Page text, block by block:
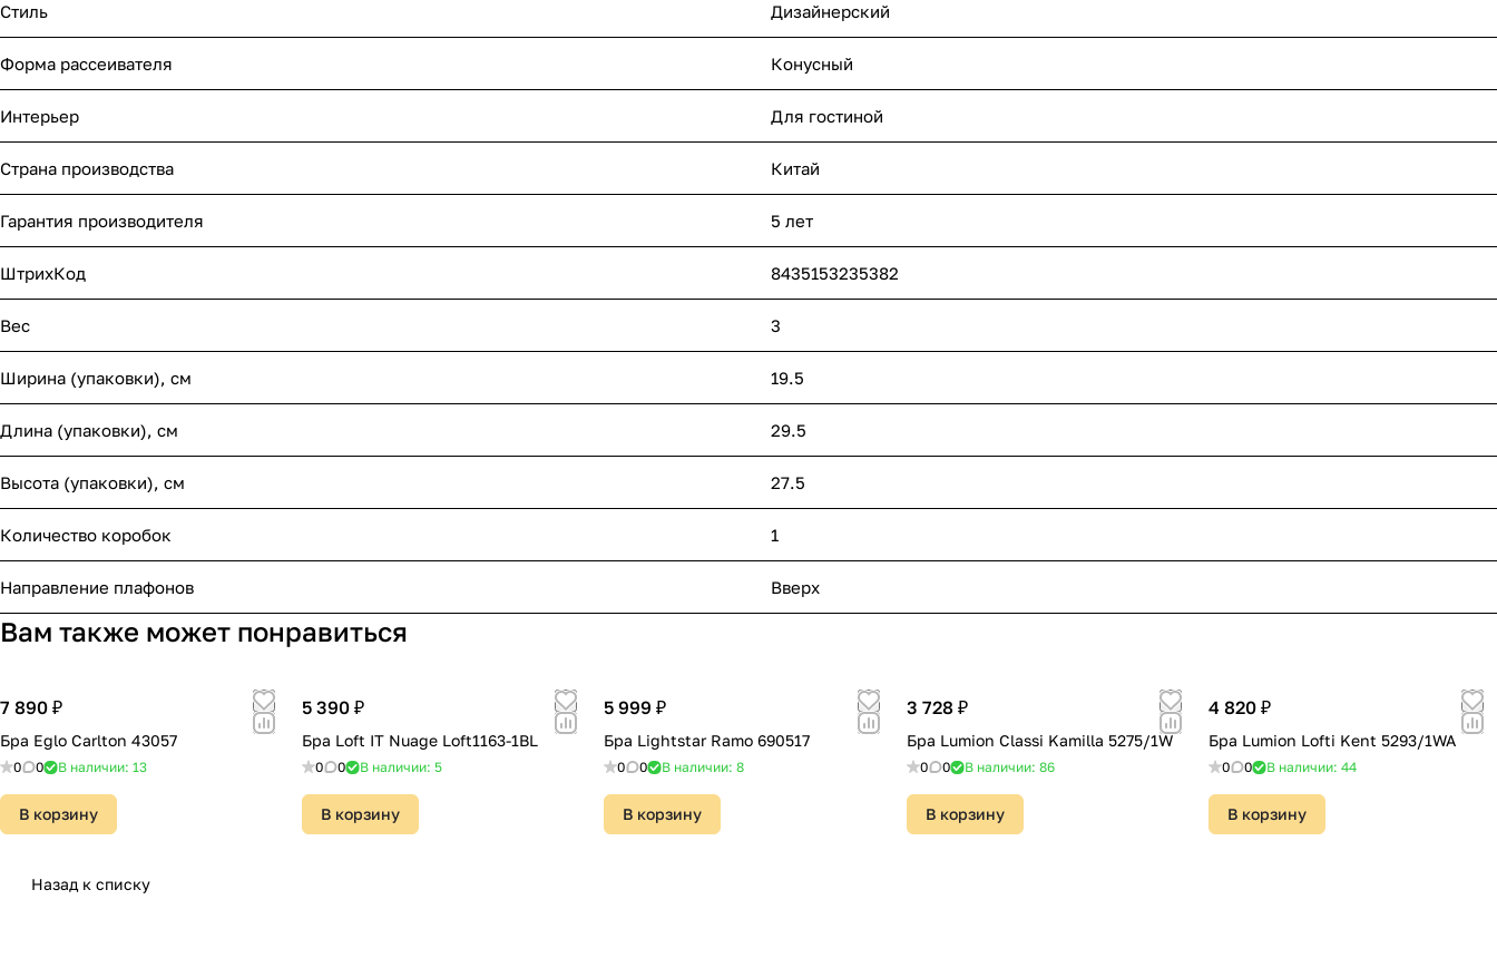
Стиль Дизайнерский
Форма рассеивателя Конусный
Интерьер Для гостиной
Страна производства Китай
Гарантия производителя 5 лет
ШтрихКод 8435153235382
Вес 3
Ширина (упаковки), см 19.5
Длина (упаковки), см 29.5
Высота (упаковки), см 27.5
Количество коробок 1
Направление плафонов Вверх
Вам также может понравиться
7 890 ₽
Бра Eglo Carlton 43057
0 0 В наличии: 13
В корзину
5 390 ₽
Бра Loft IT Nuage Loft1163-1BL
0 0 В наличии: 5
В корзину
5 999 ₽
Бра Lightstar Ramo 690517
0 0 В наличии: 8
В корзину
3 728 ₽
Бра Lumion Classi Kamilla 5275/1W
0 0 В наличии: 86
В корзину
4 820 ₽
Бра Lumion Lofti Kent 5293/1WA
0 0 В наличии: 44
В корзину
Назад к списку